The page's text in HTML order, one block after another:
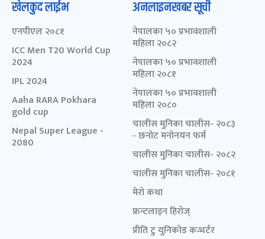
खेलकुद लाईभ
एनपीएल २०८१
ICC Men T20 World Cup
2024
IPL 2024
Aaha RARA Pokhara
gold cup
Nepal Super League -
2080
अनलाइनखबर सूची
नेपालका ५० प्रभावशाली
महिला २०८२
नेपालका ५० प्रभावशाली
महिला २०८१
नेपालका ५० प्रभावशाली
महिला २०८०
चालीस मुनिका चालीस- २०८३
- छनोट मनोनयन फर्म
चालीस मुनिका चालीस- २०८२
चालीस मुनिका चालीस- २०८१
मेरो कथा
फ्रन्टलाइन हिरोज्
प्रीति टु युनिकोड कन्भर्टर